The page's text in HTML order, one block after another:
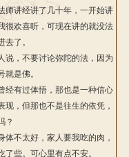
师讲经讲了几十年，一开始讲
很欢喜听，可现在讲的就没法
去了。
说，不要讨论弥陀的法，因为
就是佛。
经有过体悟，那也是一种信心
现，但那也不是往生的依凭，
？
体不太好，家人要我吃的肉，
了些。可心里有点不安。